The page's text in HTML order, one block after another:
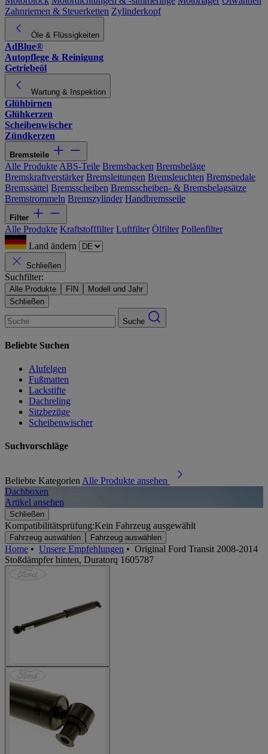
Zahnriemen & Steuerketten Zylinderkopf
Öle & Flüssigkeiten
AdBlue®
Autopflege & Reinigung
Getriebeöl
Wartung & Inspektion
Glühbirnen
Glühkerzen
Scheibenwischer
Zündkerzen
Bremsteile
Alle Produkte ABS-Teile Bremsbacken Bremsbeläge
Bremskraftverstärker Bremsleitungen Bremsleuchten Bremspedale
Bremssättel Bremsscheiben Bremsscheiben- & Bremsbelagsätze
Bremstrommeln Bremszylinder Handbremsseile
Filter
Alle Produkte Kraftstofffilter Luftfilter Ölfilter Pollenfilter
Land ändern
Schließen
Suchfilter:
Alle Produkte FIN
Modell und Jahr
Schließen
Suche
Beliebte Suchen
Alufelgen
Fußmatten
Lackstifte
Dachreling
Sitzbezüge
Scheibenwischer
Suchvorschläge
Beliebte Kategorien Alle Produkte ansehen
Dachboxen
Artikel ansehen
Schließen
Kompatibilitätsprüfung:Kein Fahrzeug ausgewählt
Fahrzeug auswählen Fahrzeug auswählen
Home • Unsere Empfehlungen • Original Ford Transit 2008-2014
Stoßdämpfer hinten, Duratorq 1605787